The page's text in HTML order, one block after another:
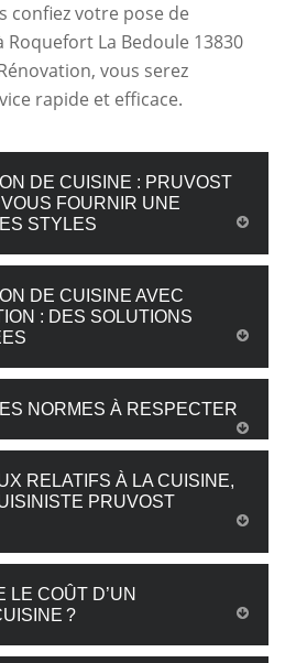
confiez votre pose de
Roquefort La Bedoule 13830
vous serez
rapide et efficace.
DE CUISINE : PRUVOST
FOURNIR UNE
STYLES
DE CUISINE AVEC
: DES SOLUTIONS
NORMES À RESPECTER
RELATIFS À LA CUISINE,
PRUVOST
LE COÛT D’UN
?